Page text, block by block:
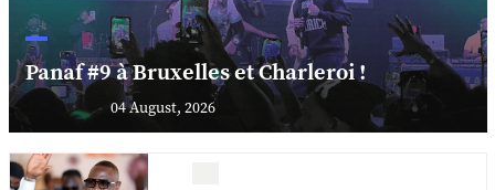
Panaf #9 à Bruxelles et Charleroi !
04 August, 2026